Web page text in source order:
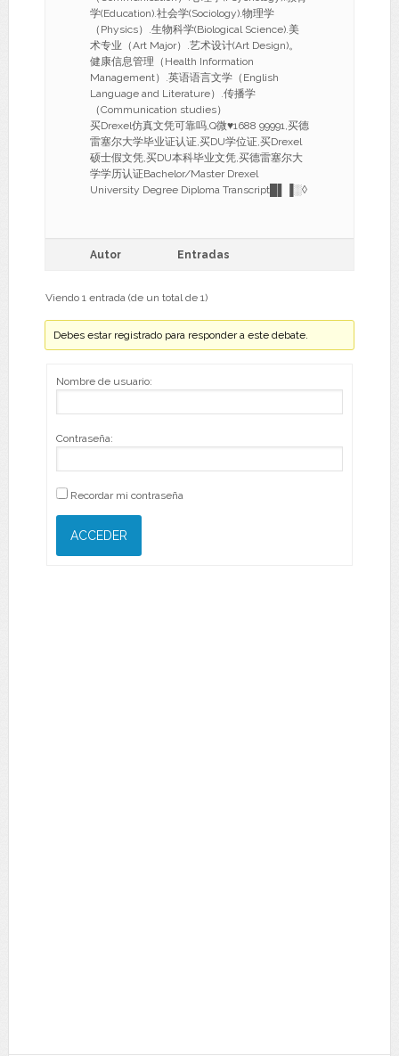
学(Education).社会学(Sociology).物理学
（Physics）.生物科学(Biological Science).美
术专业（Art Major）.艺术设计(Art Design)。
健康信息管理（Health Information
Management）.英语语言文学（English
Language and Literature）.传播学
（Communication studies）
买Drexel仿真文凭可靠吗,Q微♥1688 99991,买德
雷塞尔大学毕业证认证,买DU学位证,买Drexel
硕士假文凭,买DU本科毕业文凭,买德雷塞尔大
学学历认证Bachelor/Master Drexel
University Degree Diploma Transcript█▌▐░◊
Autor Entradas
Viendo 1 entrada (de un total de 1)
Debes estar registrado para responder a este debate.
Nombre de usuario:
Contraseña:
Recordar mi contraseña
ACCEDER